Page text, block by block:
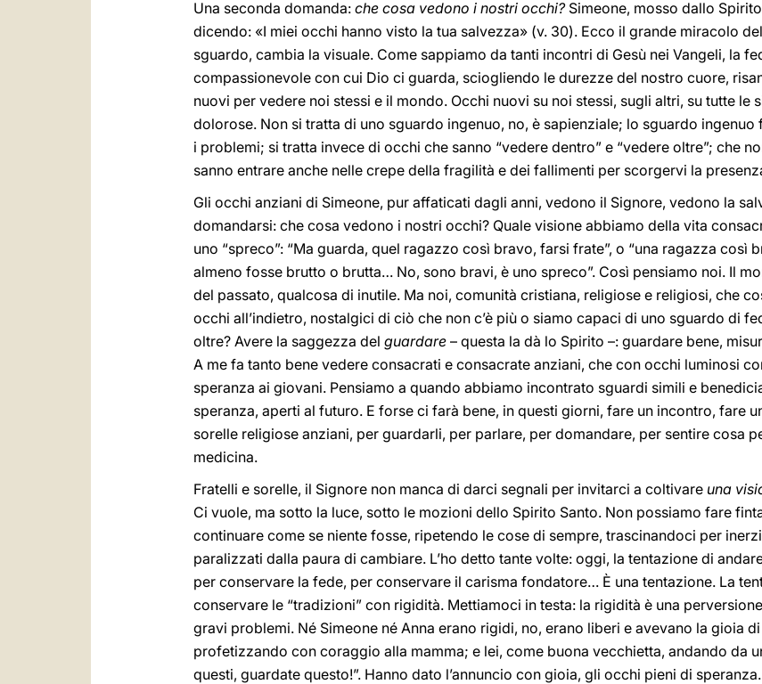
Una seconda domanda: che cosa vedono i nostri occhi?Simeone, mosso dallo
dicendo: «I miei occhi hanno visto la tua salvezza» (v. 30). Ecco il grande miracolo
sguardo, cambia la visuale. Come sappiamo da tanti incontri di Gesù nei Vangeli, la
compassionevole con cui Dio ci guarda, sciogliendo le durezze del nostro cuore,
nuovi per vedere noi stessi e il mondo. Occhi nuovi su noi stessi, sugli altri, su tutte le
dolorose. Non si tratta di uno sguardo ingenuo, no, è sapienziale; lo sguardo
i problemi; si tratta invece di occhi che sanno “vedere dentro” e “vedere oltre”; che
sanno entrare anche nelle crepe della fragilità e dei fallimenti per scorgervi la
Gli occhi anziani di Simeone, pur affaticati dagli anni, vedono il Signore, vedono la
domandarsi: che cosa vedono i nostri occhi? Quale visione abbiamo della vita
uno “spreco”: “Ma guarda, quel ragazzo così bravo, farsi frate”, o “una ragazza così
almeno fosse brutto o brutta… No, sono bravi, è uno spreco”. Così pensiamo noi. Il
del passato, qualcosa di inutile. Ma noi, comunità cristiana, religiose e religiosi, che
occhi all’indietro, nostalgici di ciò che non c’è più o siamo capaci di uno sguardo di
oltre? Avere la saggezza del guardare – questa la dà lo Spirito –: guardare bene,
A me fa tanto bene vedere consacrati e consacrate anziani, che con occhi luminosi
speranza ai giovani. Pensiamo a quando abbiamo incontrato sguardi simili e
speranza, aperti al futuro. E forse ci farà bene, in questi giorni, fare un incontro, fare
sorelle religiose anziani, per guardarli, per parlare, per domandare, per sentire cosa
medicina.
Fratelli e sorelle, il Signore non manca di darci segnali per invitarci a coltivare una
Ci vuole, ma sotto la luce, sotto le mozioni dello Spirito Santo. Non possiamo fare
continuare come se niente fosse, ripetendo le cose di sempre, trascinandoci per
paralizzati dalla paura di cambiare. L’ho detto tante volte: oggi, la tentazione di
per conservare la fede, per conservare il carisma fondatore… È una tentazione. La
conservare le “tradizioni” con rigidità. Mettiamoci in testa: la rigidità è una
gravi problemi. Né Simeone né Anna erano rigidi, no, erano liberi e avevano la gioia
profetizzando con coraggio alla mamma; e lei, come buona vecchietta, andando da
questi, guardate questo!”. Hanno dato l’annuncio con gioia, gli occhi pieni di